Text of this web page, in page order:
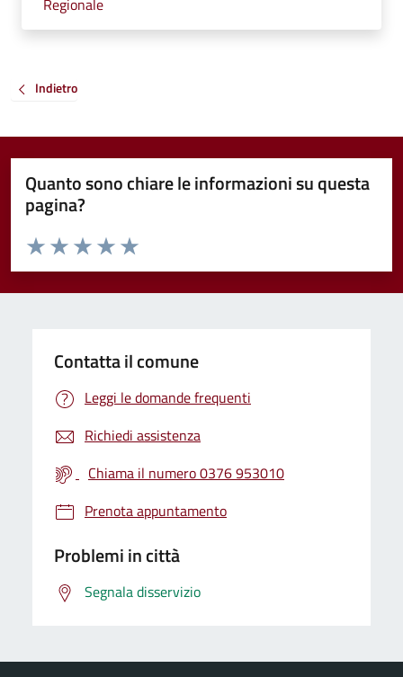
Regionale
Indietro
Quanto sono chiare le informazioni su questa
pagina?
Valuta da 1 a 5 stelle la pagina
Valuta 5 stelle su 5
Valuta 4 stelle su 5
Valuta 3 stelle su 5
Valuta 2 stelle su 5
Valuta 1 stelle su 5
Contatta il comune
Leggi le domande frequenti
Richiedi assistenza
Chiama il numero 0376 953010
Prenota appuntamento
Problemi in città
Segnala disservizio